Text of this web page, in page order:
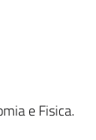
e Fisica.